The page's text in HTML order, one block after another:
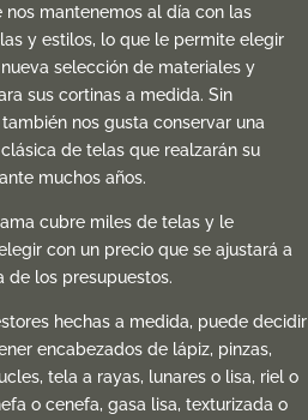
nos mantenemos al día con las
y estilos, lo que le permite elegir
selección de materiales y
sus cortinas a medida. Sin
nos gusta conservar una
de telas que realzarán su
muchos años.
cubre miles de telas y le
con un precio que se ajustará a
de los presupuestos.
hechas a medida, puede decidir
encabezados de lápiz, pinzas,
tela a rayas, lunares o lisa, riel o
o cenefa, gasa lisa, texturizada o